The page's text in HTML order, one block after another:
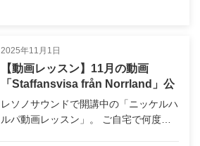
2025年11月1日
【動画レッスン】11月の動画
「Staffansvisa från Norrland」公
開のお知らせ
レソノサウンドで開講中の「ニッケルハ
ルパ動画レッスン」。 ご自宅で何度…